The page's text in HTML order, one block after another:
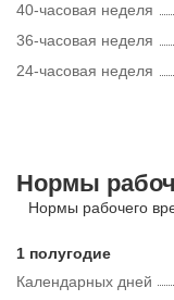
40-часовая неделя
36-часовая неделя
24-часовая неделя
Нормы
Нормы рабочего
1 полугодие
Календарных дней